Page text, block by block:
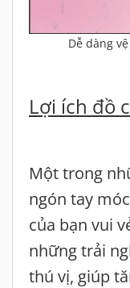
Dễ dàng
Lợi ích đồ
Một trong
ngón tay
của bạn vui
những trải
thú vị, giúp